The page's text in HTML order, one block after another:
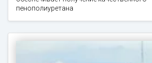
пенополиуретана